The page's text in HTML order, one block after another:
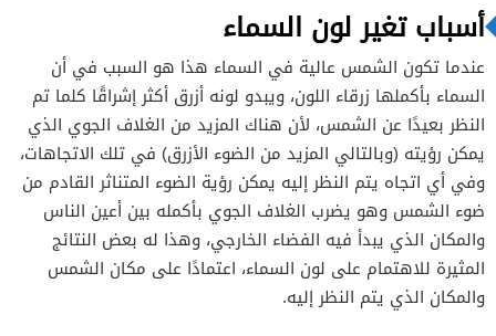
أسباب تغير لون السماء
عندما تكون الشمس عالية في السماء هذا هو السبب في أن
السماء بأكملها زرقاء اللون، ويبدو لونه أزرق أكثر إشراقًا كلما تم
النظر بعيدًا عن الشمس، لأن هناك المزيد من الغلاف الجوي الذي
يمكن رؤيته (وبالتالي المزيد من الضوء الأزرق) في تلك الاتجاهات،
وفي أي اتجاه يتم النظر إليه يمكن رؤية الضوء المتناثر القادم من
ضوء الشمس وهو يضرب الغلاف الجوي بأكمله بين أعين الناس
والمكان الذي يبدأ فيه الفضاء الخارجي، وهذا له بعض النتائج
المثيرة للاهتمام على لون السماء، اعتمادًا على مكان الشمس
والمكان الذي يتم النظر إليه.